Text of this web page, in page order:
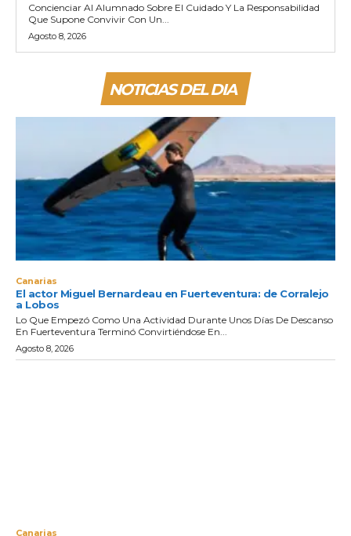
Concienciar Al Alumnado Sobre El Cuidado Y La Responsabilidad
Que Supone Convivir Con Un...
Agosto 8, 2026
NOTICIAS DEL DIA
Canarias
El actor Miguel Bernardeau en Fuerteventura: de Corralejo
a Lobos
Lo Que Empezó Como Una Actividad Durante Unos Días De Descanso
En Fuerteventura Terminó Convirtiéndose En...
Agosto 8, 2026
Canarias